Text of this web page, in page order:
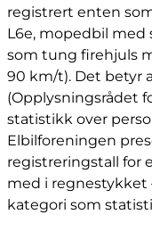
registrert enten
L6e, mopedbil
som tung firehjuls
90 km/t). Det betyr
(Opplysningsrådet
statistikk over
Elbilforeningen
registreringstall for
med i regnestykket
kategori som